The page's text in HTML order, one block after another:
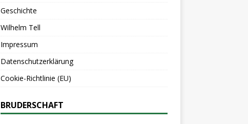
Geschichte
Wilhelm Tell
Impressum
Datenschutzerklärung
Cookie-Richtlinie (EU)
BRUDERSCHAFT